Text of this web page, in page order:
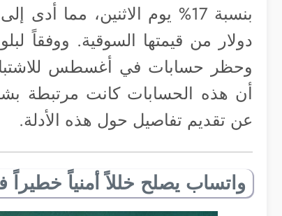
وحظر حسابات في أغسطس
عن تقديم تفاصيل حول هذه الأدلة.
واتساب يصلح خللاً أمنياً خطيراً